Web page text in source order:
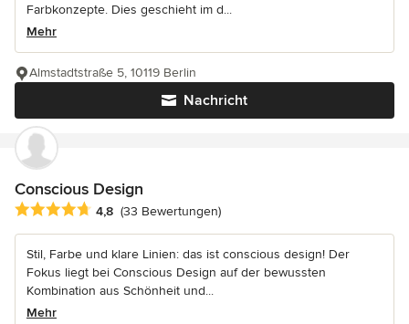
Farbkonzepte. Dies geschieht im d...
Mehr
Nachricht
Almstadtstraße 5, 10119 Berlin
Conscious Design
Durchschnittliche Bewertung: 4.8 von 5 Sternen
4,8 (33 Bewertungen)
Stil, Farbe und klare Linien: das ist conscious design! Der
Fokus liegt bei Conscious Design auf der bewussten
Kombination aus Schönheit und...
Mehr